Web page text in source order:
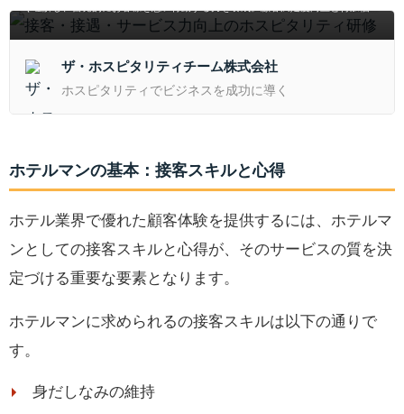
創出に直結する実践的6時間研修で、スタッフ一人ひとりのサービス力を飛躍的
に高めます。
ザ・ホスピタリティチーム株式会社
ホスピタリティでビジネスを成功に導く
ホテルマンの基本：接客スキルと心得
ホテル業界で優れた顧客体験を提供するには、ホテルマ
ンとしての接客スキルと心得が、そのサービスの質を決
定づける重要な要素となります。
ホテルマンに求められるの接客スキルは以下の通りで
す。
身だしなみの維持